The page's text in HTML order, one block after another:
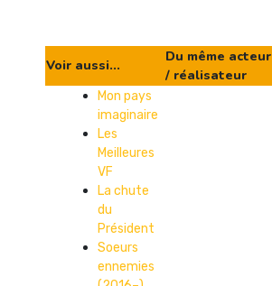
Voir aussi...
Du même acteur
/ réalisateur
Mon pays
imaginaire
Les
Meilleures
VF
La chute
du
Président
Soeurs
ennemies